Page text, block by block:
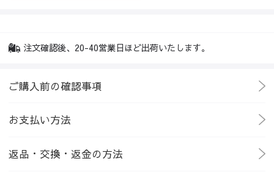
注文確認後、20-40営業日ほど出荷いたします。
ご購入前の確認事項
お支払い方法
返品・交換・返金の方法